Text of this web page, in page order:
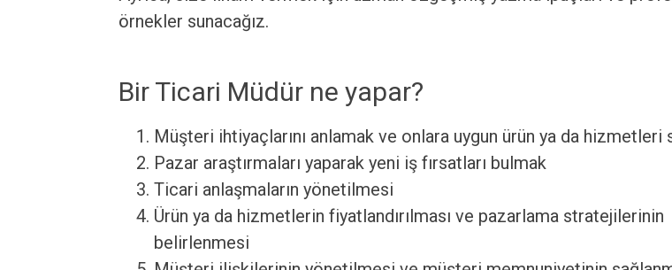
örnekler sunacağız.
Bir Ticari Müdür ne yapar?
Müşteri ihtiyaçlarını anlamak ve onlara uygun ürün ya da hizmetleri
Pazar araştırmaları yaparak yeni iş fırsatları bulmak
Ticari anlaşmaların yönetilmesi
Ürün ya da hizmetlerin fiyatlandırılması ve pazarlama stratejilerinin
belirlenmesi